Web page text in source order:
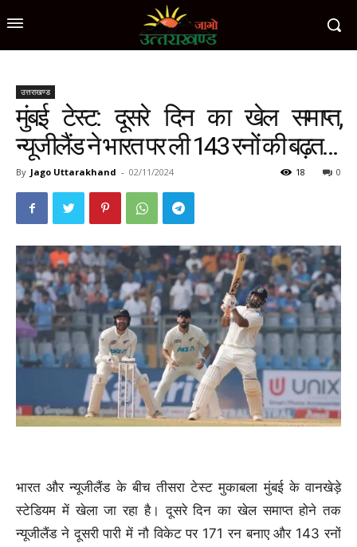
उत्तराखण्ड
मुंबई टेस्ट: दूसरे दिन का खेल समाप्त,
न्यूजीलैंड ने भारत पर ली 143 रनों की बढ़त…
By Jago Uttarakhand - 02/11/2024 0
18
भारत और न्यूजीलैंड के बीच तीसरा टेस्ट मुकाबला मुंबई के वानखेड़े
स्टेडियम में खेला जा रहा है। दूसरे दिन का खेल समाप्त होने तक
न्यूजीलैंड ने दूसरी पारी में नौ विकेट पर 171 रन बनाए और 143 रनों